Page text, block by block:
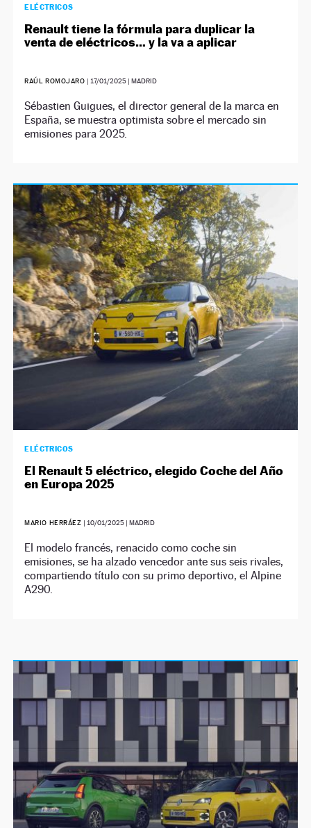
ELÉCTRICOS
Renault tiene la fórmula para duplicar la
venta de eléctricos… y la va a aplicar
RAÚL ROMOJARO | 17/01/2025| MADRID
Sébastien Guigues, el director general de la marca en
España, se muestra optimista sobre el mercado sin
emisiones para 2025.
ELÉCTRICOS
El Renault 5 eléctrico, elegido Coche del Año
en Europa 2025
MARIO HERRÁEZ | 10/01/2025| MADRID
El modelo francés, renacido como coche sin
emisiones, se ha alzado vencedor ante sus seis rivales,
compartiendo título con su primo deportivo, el Alpine
A290.